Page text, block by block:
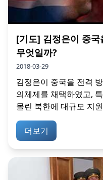
[기도] 김정은이 중
무엇일까?
2018-03-29
김정은이 중국을 전격
의체제를 채택하였고,
몰린 북한에 대규모 지
더보기